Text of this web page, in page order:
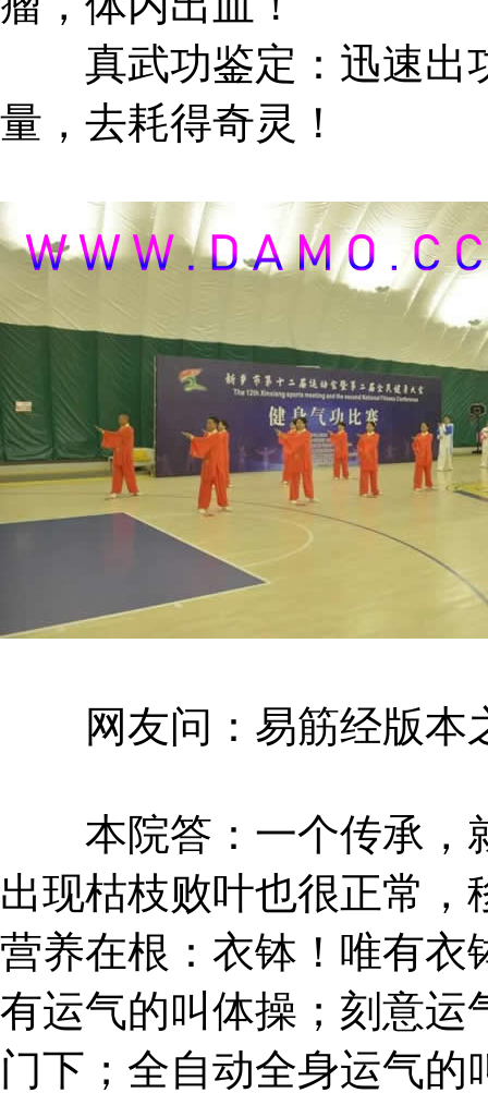
真武功鉴定：迅速出
量，去耗得奇灵！
网友问：易筋经版本
本院答：一个传承，
出现枯枝败叶也很正常
营养在根：衣钵！唯有衣
有运气的叫体操；刻意运
门下；全自动全身运气